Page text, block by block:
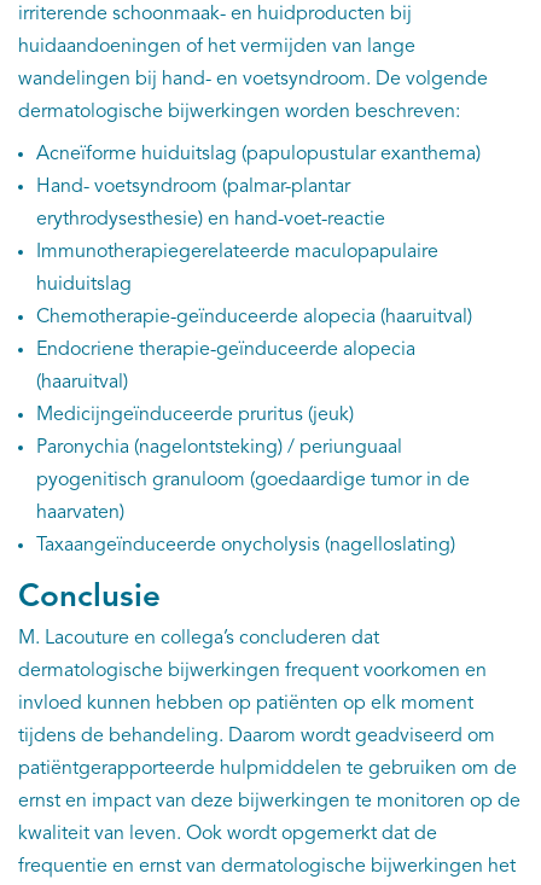
irriterende schoonmaak- en huidproducten bij
huidaandoeningen of het vermijden van lange
wandelingen bij hand- en voetsyndroom. De volgende
dermatologische bijwerkingen worden beschreven:
Acneïforme huiduitslag (papulopustular exanthema)
Hand- voetsyndroom (palmar-plantar
erythrodysesthesie) en hand-voet-reactie
Immunotherapiegerelateerde maculopapulaire
huiduitslag
Chemotherapie-geïnduceerde alopecia (haaruitval)
Endocriene therapie-geïnduceerde alopecia
(haaruitval)
Medicijngeïnduceerde pruritus (jeuk)
Paronychia (nagelontsteking) / periunguaal
pyogenitisch granuloom (goedaardige tumor in de
haarvaten)
Taxaangeïnduceerde onycholysis (nagelloslating)
Conclusie
M. Lacouture en collega’s concluderen dat
dermatologische bijwerkingen frequent voorkomen en
invloed kunnen hebben op patiënten op elk moment
tijdens de behandeling. Daarom wordt geadviseerd om
patiëntgerapporteerde hulpmiddelen te gebruiken om de
ernst en impact van deze bijwerkingen te monitoren op de
kwaliteit van leven. Ook wordt opgemerkt dat de
frequentie en ernst van dermatologische bijwerkingen het